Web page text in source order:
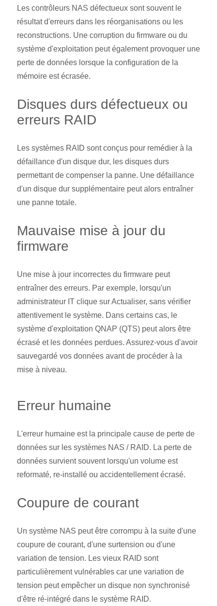
Les contrôleurs NAS défectueux sont souvent le
résultat d'erreurs dans les réorganisations ou les
reconstructions. Une corruption du firmware ou du
système d'exploitation peut également provoquer une
perte de données lorsque la configuration de la
mémoire est écrasée.
Disques durs défectueux ou
erreurs RAID
Les systèmes RAID sont conçus pour remédier à la
défaillance d'un disque dur, les disques durs
permettant de compenser la panne. Une défaillance
d'un disque dur supplémentaire peut alors entraîner
une panne totale.
Mauvaise mise à jour du
firmware
Une mise à jour incorrectes du firmware peut
entraîner des erreurs. Par exemple, lorsqu'un
administrateur IT clique sur Actualiser, sans vérifier
attentivement le système. Dans certains cas, le
système d'exploitation QNAP (QTS) peut alors être
écrasé et les données perdues. Assurez-vous d'avoir
sauvegardé vos données avant de procéder à la
mise à niveau.
Erreur humaine
L'erreur humaine est la principale cause de perte de
données sur les systèmes NAS / RAID. La perte de
données survient souvent lorsqu'un volume est
reformaté, re-installé ou accidentellement écrasé.
Coupure de courant
Un système NAS peut être corrompu à la suite d'une
coupure de courant, d'une surtension ou d'une
variation de tension. Les vieux RAID sont
particulièrement vulnérables car une variation de
tension peut empêcher un disque non synchronisé
d'être ré-intégré dans le système RAID.